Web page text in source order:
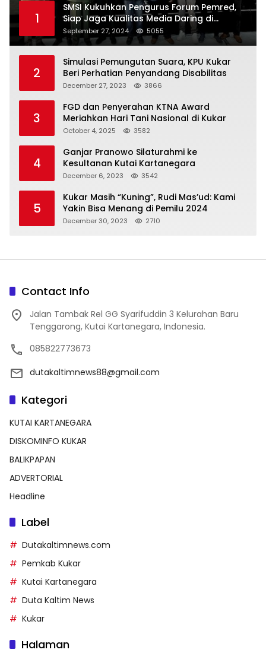
1
SMSI Kukuhkan Pengurus Forum Pemred,
Siap Jaga Kualitas Media Daring di
Indonesia
September 27, 2024 5055
2
Simulasi Pemungutan Suara, KPU Kukar
Beri Perhatian Penyandang Disabilitas
December 27, 2023 3866
3
FGD dan Penyerahan KTNA Award
Meriahkan Hari Tani Nasional di Kukar
October 4, 2025 3582
4
Ganjar Pranowo Silaturahmi ke
Kesultanan Kutai Kartanegara
December 6, 2023 3542
5
Kukar Masih “Kuning”, Rudi Mas’ud: Kami
Yakin Bisa Menang di Pemilu 2024
December 30, 2023 2710
Contact Info
Jalan Tambak Rel GG Syarifuddin 3 Kelurahan Baru
Tenggarong, Kutai Kartanegara, Indonesia.
085822773673
dutakaltimnews88@gmail.com
Kategori
KUTAI KARTANEGARA
DISKOMINFO KUKAR
BALIKPAPAN
ADVERTORIAL
Headline
Label
Dutakaltimnews.com
Pemkab Kukar
Kutai Kartanegara
Duta Kaltim News
Kukar
Halaman